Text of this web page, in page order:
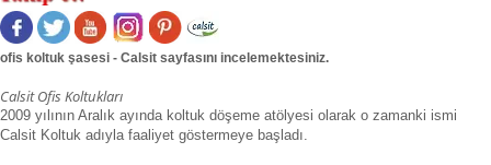
ofis koltuk şasesi - Calsit sayfasını incelemektesiniz.
Calsit Ofis Koltukları
2009 yılının Aralık ayında koltuk döşeme atölyesi olarak o zamanki ismi
Calsit Koltuk adıyla faaliyet göstermeye başladı.